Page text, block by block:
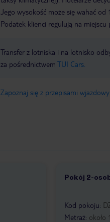
Jego wysokość może się wahać
Podatek klienci regulują na miejscu
Transfer z lotniska i na lotnisko
za pośrednictwem TUI Cars.
Zapoznaj się z przepisami
Pokój 2-
1 / 1
Kod pokoju:
Metraż: około